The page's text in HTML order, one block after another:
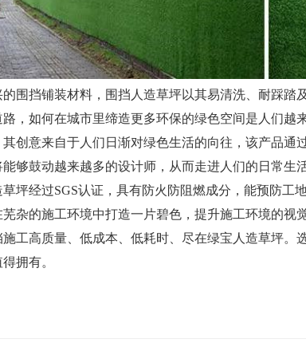
的围挡铺装材料，围挡人造草坪以其易清洗、耐踩
，如何在城市里缔造更多环保的绿色空间是人们
其创意来自于人们日渐对绿色生活的向往，该产品
够鼓动越来越多的设计师，从而走进人们的日常生
坪经过SGS认证，具有防火防阻燃成分，能预防
芜杂的施工环境中打造一片碧色，提升施工环境的视
施工高质量、低成本、低耗时、尽在绿宝人造草坪
拥有。